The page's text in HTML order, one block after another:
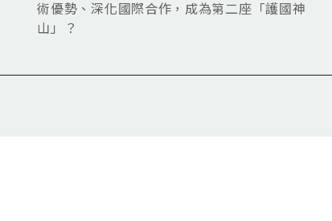
術優勢、深化國際合作，成為第二座「護國神
山」？